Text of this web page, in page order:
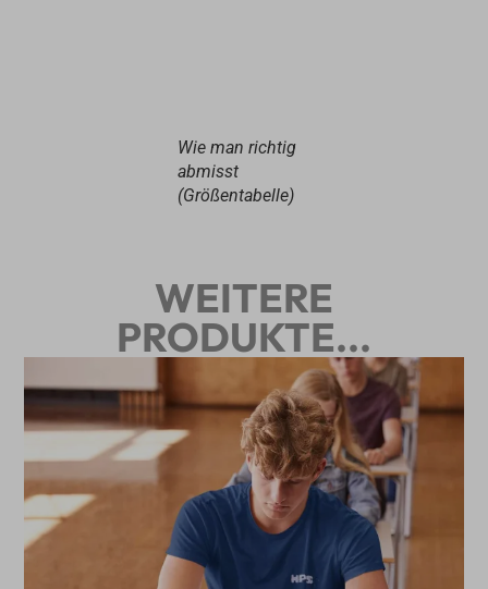
Wie man richtig
abmisst
(Größentabelle)
WEITERE
PRODUKTE...